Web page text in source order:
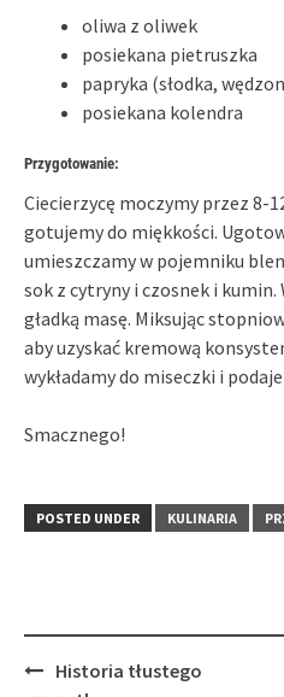
oliwa z oliwek
posiekana pietruszka
papryka (słodka,
posiekana kolendra
Przygotowanie:
Ciecierzycę moczymy przez 8-
gotujemy do miękkości.
umieszczamy w pojemniku
sok z cytryny i czosnek i
gładką masę. Miksując
aby uzyskać kremową
wykładamy do miseczki i
Smacznego!
POSTED UNDER KULINARIA
PostHistoria tłustego